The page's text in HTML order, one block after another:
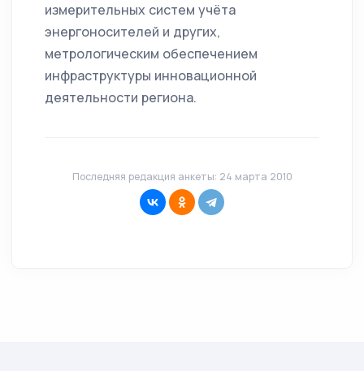
измерительных систем учёта
энергоносителей и других,
метрологическим обеспечением
инфраструктуры инновационной
деятельности региона.
Последняя редакция анкеты: 24 марта 2010